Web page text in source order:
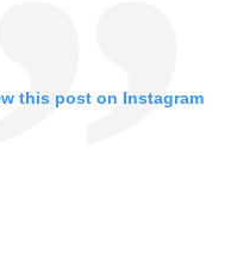
this post on Instagram